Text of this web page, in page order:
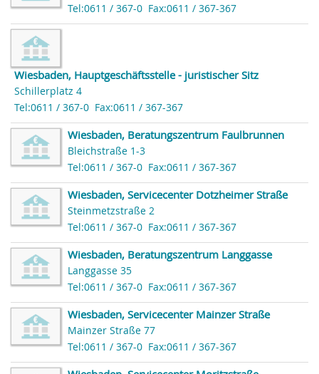
Tel:0611 / 367-0 Fax:0611 / 367-367
Wiesbaden, Hauptgeschäftsstelle - juristischer Sitz
Schillerplatz 4
Tel:0611 / 367-0 Fax:0611 / 367-367
Wiesbaden, Beratungszentrum Faulbrunnen
Bleichstraße 1-3
Tel:0611 / 367-0 Fax:0611 / 367-367
Wiesbaden, Servicecenter Dotzheimer Straße
Steinmetzstraße 2
Tel:0611 / 367-0 Fax:0611 / 367-367
Wiesbaden, Beratungszentrum Langgasse
Langgasse 35
Tel:0611 / 367-0 Fax:0611 / 367-367
Wiesbaden, Servicecenter Mainzer Straße
Mainzer Straße 77
Tel:0611 / 367-0 Fax:0611 / 367-367